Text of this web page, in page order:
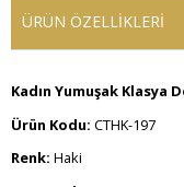
ÜRÜN ÖZELLIKLERI
Kadın Yumuşak Klasya
Ürün Kodu: CTHK-197
Renk: Haki